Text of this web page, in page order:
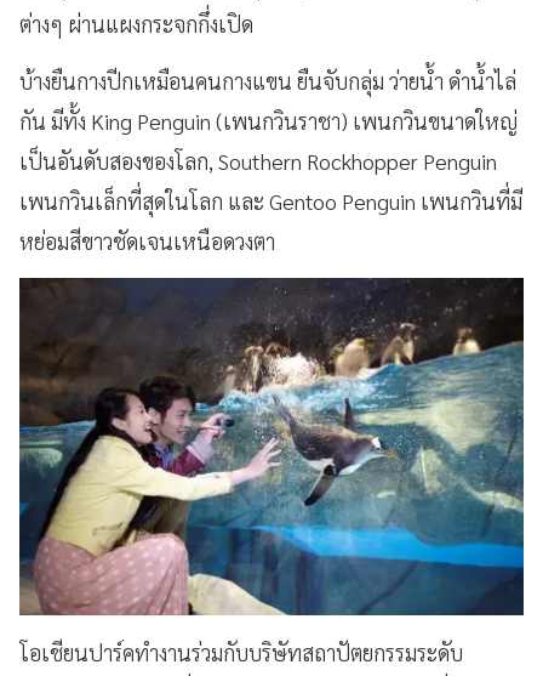
ต่างๆ ผ่านแผงกระจกกึ่งเปิด
บ้างยืนกางปีกเหมือนคนกางแขน ยืนจับกลุ่ม ว่ายน้ำ ดำน้ำไล่
กัน มีทั้ง King Penguin (เพนกวินราชา) เพนกวินขนาดใหญ่
เป็นอันดับสองของโลก, Southern Rockhopper Penguin
เพนกวินเล็กที่สุดในโลก และ Gentoo Penguin เพนกวินที่มี
หย่อมสีขาวชัดเจนเหนือดวงตา
โอเชียนปาร์คทํางานร่วมกับบริษัทสถาปัตยกรรมระดับ